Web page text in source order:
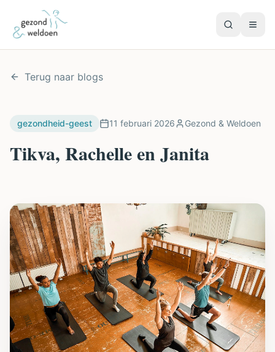
Terug naar blogs
gezondheid-geest 11 februari 2026 Gezond & Weldoen
Tikva, Rachelle en Janita